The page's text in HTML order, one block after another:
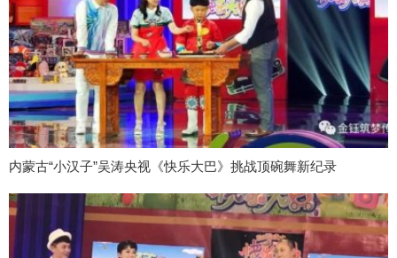
内蒙古“小汉子”吴涛央视《快乐大巴》挑战顶碗舞新纪录